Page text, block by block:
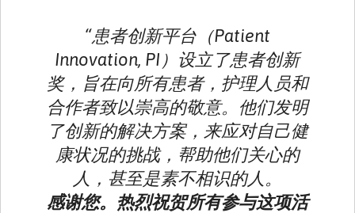
“患者创新平台（Patient
Innovation, PI）设立了患者创新
奖，旨在向所有患者，护理人员和
合作者致以崇高的敬意。他们发明
了创新的解决方案，来应对自己健
康状况的挑战，帮助他们关心的
人，甚至是素不相识的人。
感谢您。热烈祝贺所有参与这项活